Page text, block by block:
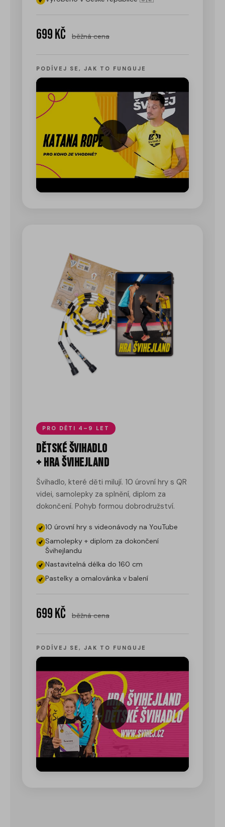
699 Kč běžná cena
PODÍVEJ SE, JAK TO FUNGUJE
PRO DĚTI 4–9 LET
Dětské švihadlo
+ hra Švihejland
Švihadlo, které děti milují. 10 úrovní hry s QR
videi, samolepky za splnění, diplom za
dokončení. Pohyb formou dobrodružství.
10 úrovní hry s videonávody na YouTube
Samolepky + diplom za dokončení
Švihejlandu
Nastavitelná délka do 160 cm
Pastelky a omalovánka v balení
699 Kč běžná cena
PODÍVEJ SE, JAK TO FUNGUJE